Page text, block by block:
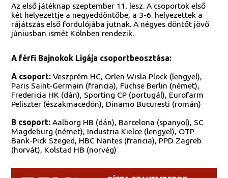
Az első játéknap szeptember 11. lesz. A csoportok első
két helyezettje a negyeddöntőbe, a 3-6. helyezettek a
rájátszás első fordulójába jutnak. A négyes döntőt jövő
júniusban ismét Kölnben rendezik.
A férfi Bajnokok Ligája csoportbeosztása:
A csoport:Veszprém HC, Orlen Wisla Plock (lengyel),
Paris Saint-Germain (francia), Füchse Berlin (német),
Fredericia HK (dán), Sporting CP (portugál), Eurofarm
Peliszter (északmacedón), Dinamo Bucuresti (román)
B csoport: Aalborg HB (dán), Barcelona (spanyol), SC
Magdeburg (német), Industria Kielce (lengyel), OTP
Bank-Pick Szeged, HBC Nantes (francia), PPD Zagreb
(horvát), Kolstad HB (norvég)